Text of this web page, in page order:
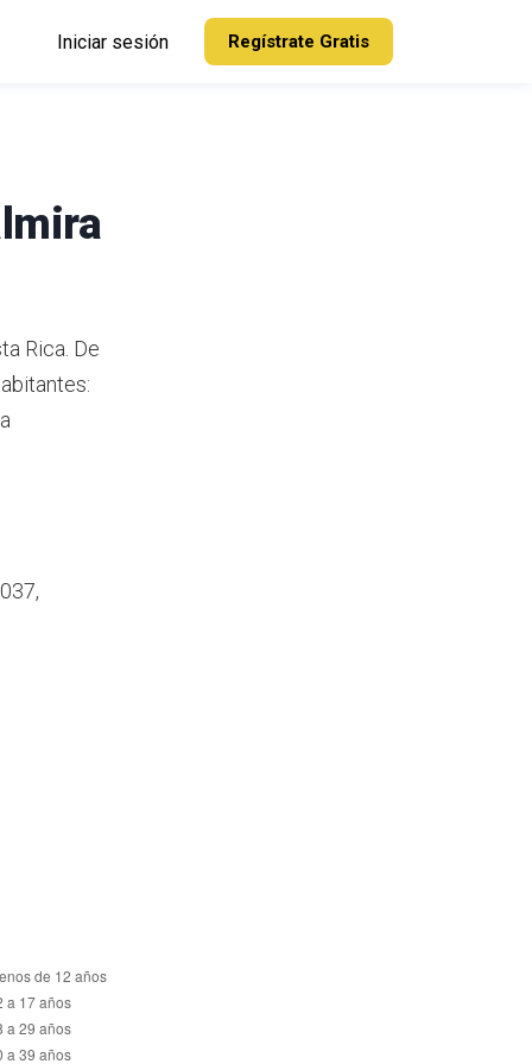
Iniciar sesión Regístrate Gratis
Rica. De